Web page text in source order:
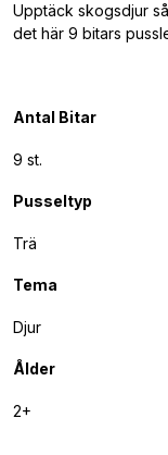
Upptäck skogsdjur
det här 9 bitars
Antal Bitar
9 st.
Pusseltyp
Trä
Tema
Djur
Ålder
2+